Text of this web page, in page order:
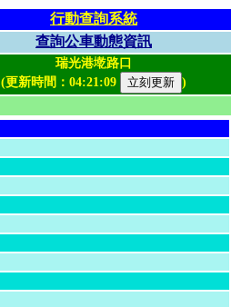
行動查詢系統
查詢公車動態資訊
瑞光港墘路口
(更新時間： 04:21:09 )